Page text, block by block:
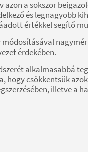
azon a sokszor
és legnagyobb
értékkel segítő
érdekében.
alkalmasabbá
hogy csökkentsük
illetve a